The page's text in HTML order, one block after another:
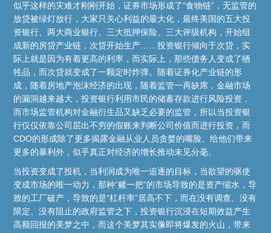
似乎这样的灾难才刚刚开始，证券市场形成了“食物链”，无监管的
放贷被绿灯放行，大家只关心利益的最大化，最终美国的五大投
资银行、两大商业银行、三大抵押保险、三大评级机构，开始组
成新的房贷产业链，次贷开始生产……投资银行倾向于次贷，实
际上就是因为有着更高的利率，而实际上，那些债务人变成了牺
牲品，而次贷就变成了一颗定时炸弹。随着证券化产业链的形
成，随着房地产泡沫经济的出现，随着监管一再缺席，金融市场
的漏洞越来越大，投资银行利用市民的储蓄存款进行风险投资，
而市场监管机构对金融衍生品又缺乏必要的监管，所以当投资银
行仅仅依靠公司层出不穷的假账来判断公司价值而进行投资，而
CDO的形成除了更多揭露金融从业人员贪婪的嘴脸、给他们带来
更多的暴利外，似乎真正对经济的增长推动未见分毫。
当投资变成了投机，当利润成为唯一追逐的目标，当欲望的驱使
变成市场的唯一动力，那种“赌一把”的市场导致的是资产缩水，导
致的工厂破产，导致的是“杠杆率”居高不下，而在没有调查、没有
限定、没有阻止的政府监管之下，投资银行沉浸在短期效益产生
高额回报的美梦之中，而这个美梦其实像即将爆发的火山，带来